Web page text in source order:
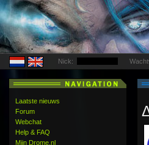
Nick:
Laatste nieuws
Forum
Webchat
Help & FAQ
Mijn Drome.nl